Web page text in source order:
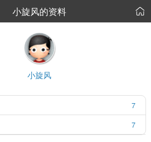
小旋风的资料 
小旋风
7
7